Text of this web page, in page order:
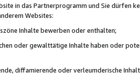
in das Partnerprogramm und Sie dürfen
Websites:
Inhalte bewerben oder enthalten;
oder gewalttätige Inhalte haben oder
diffamierende oder verleumderische